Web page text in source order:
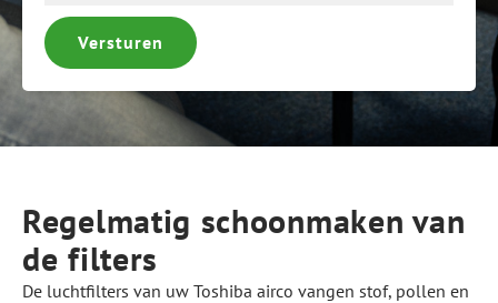
Versturen
Regelmatig schoonmaken van
de filters
De luchtfilters van uw Toshiba airco vangen stof, pollen en